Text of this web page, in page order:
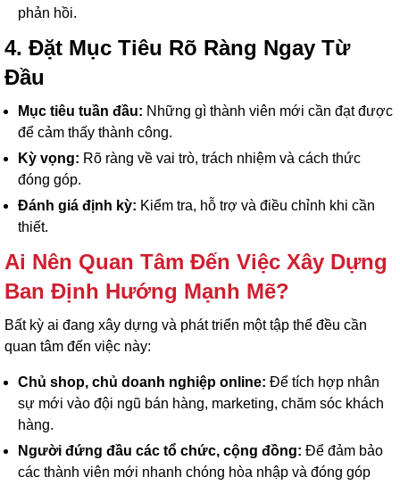
phản hồi.
4. Đặt Mục Tiêu Rõ Ràng Ngay Từ
Đầu
Mục tiêu tuần đầu: Những gì thành viên mới cần đạt được
để cảm thấy thành công.
Kỳ vọng: Rõ ràng về vai trò, trách nhiệm và cách thức
đóng góp.
Đánh giá định kỳ: Kiểm tra, hỗ trợ và điều chỉnh khi cần
thiết.
Ai Nên Quan Tâm Đến Việc Xây Dựng
Ban Định Hướng Mạnh Mẽ?
Bất kỳ ai đang xây dựng và phát triển một tập thể đều cần
quan tâm đến việc này:
Chủ shop, chủ doanh nghiệp online: Để tích hợp nhân
sự mới vào đội ngũ bán hàng, marketing, chăm sóc khách
hàng.
Người đứng đầu các tổ chức, cộng đồng: Để đảm bảo
các thành viên mới nhanh chóng hòa nhập và đóng góp